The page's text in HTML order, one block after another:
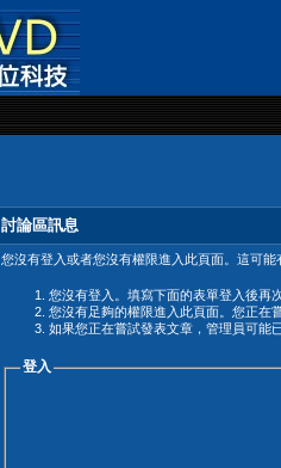
討論區訊息
您沒有登入或者您沒有權限進入此頁面。這可能
您沒有登入。填寫下面的表單登入後再次
您沒有足夠的權限進入此頁面。您正在
如果您正在嘗試發表文章，管理員可能
登入